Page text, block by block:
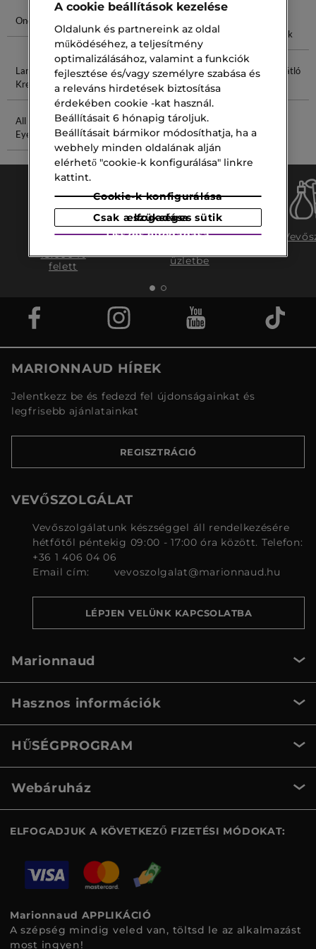
One Parfum
Tan
Tan Purity
Joseon Tonik
Lancôme
Krem
Toning Lotion Media Markt
Öregedésgátló
All About
Eyes
Pro Retinol
Ingyenes
15.000 ft
felett
Ingyenes
üzletbe
MARIONNAUD HÍREK
Jelentkezz be és fedezd fel újdonságainkat és
legfrisebb ajánlatainkat
REGISZTRÁCIÓ
VEVŐSZOLGÁLAT
Vevőszolgálatunk készséggel áll rendelkezésére
hétfőtől péntekig 09:00 - 17:00 óra között. Telefon:
+36 1 406 04 06
Email cím:
vevoszolgalat@marionnaud.hu
LÉPJEN VELÜNK KAPCSOLATBA
Marionnaud
Hasznos információk
HŰSÉGPROGRAM
Webáruház
ELFOGADJUK A KÖVETKEZŐ FIZETÉSI MÓDOKAT:
Marionnaud APPLIKÁCIÓ
A szépség mindig veled van, töltsd le az alkalmazást
most ingyen!
A cookie beállítások kezelése
Oldalunk és partnereink az oldal
működéséhez, a teljesítmény
optimalizálásához, valamint a funkciók
fejlesztése és/vagy személyre szabása és
a releváns hirdetések biztosítása
érdekében cookie -kat használ.
Beállításait 6 hónapig tároljuk.
Beállításait bármikor módosíthatja, ha a
webhely minden oldalának alján
elérhető "cookie-k konfigurálása" linkre
kattint.
Cookie-k konfigurálása
Csak a szükséges sütik elfogadása
Összes elfogadása